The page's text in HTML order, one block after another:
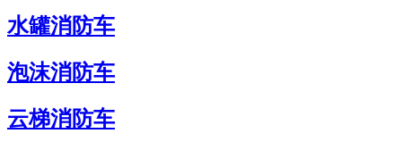
水罐消防车
泡沫消防车
云梯消防车